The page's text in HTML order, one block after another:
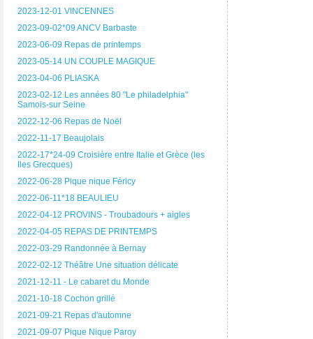
2023-12-01 VINCENNES
2023-09-02*09 ANCV Barbaste
2023-06-09 Repas de printemps
2023-05-14 UN COUPLE MAGIQUE
2023-04-06 PLIASKA
2023-02-12 Les années 80 "Le philadelphia"
Samois-sur Seine
2022-12-06 Repas de Noël
2022-11-17 Beaujolais
2022-17*24-09 Croisière entre Italie et Grèce (les
Iles Grecques)
2022-06-28 Pique nique Féricy
2022-06-11*18 BEAULIEU
2022-04-12 PROVINS - Troubadours + aigles
2022-04-05 REPAS DE PRINTEMPS
2022-03-29 Randonnée à Bernay
2022-02-12 Théâtre Une situation délicate
2021-12-11 - Le cabaret du Monde
2021-10-18 Cochon grillé
2021-09-21 Repas d'automne
2021-09-07 Pique Nique Paroy